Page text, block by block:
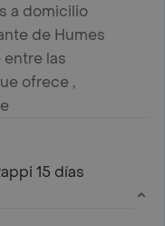
a domicilio
de Humes
entre las
ofrece ,
15 días